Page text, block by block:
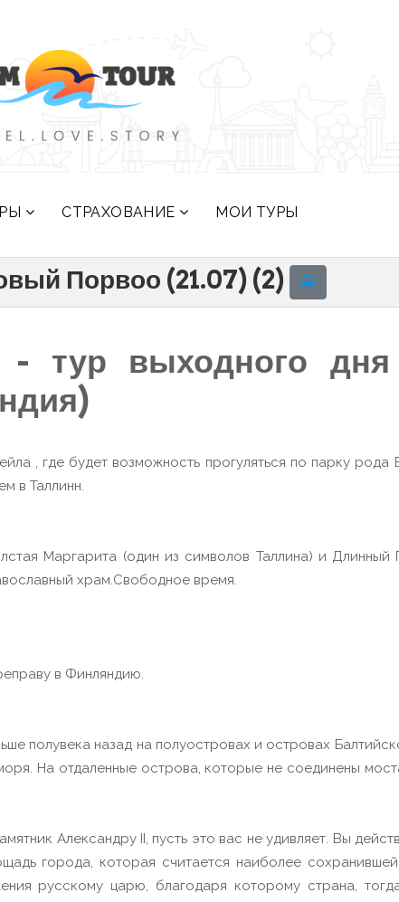
СТРАХОВАНИЕ МОИ ТУРЫ
Порвоо (21.07) (2)
- тур выходного
, где будет возможность прогуляться по парку рода
в Таллинн.
Маргарита (один из символов Таллина) и Длинный
храм.Свободное время.
в Финляндию.
полувека назад на полуостровах и островах
На отдаленные острова, которые не соединены
Александру II, пусть это вас не удивляет. Вы
города, которая считается наиболее
русскому царю, благодаря которому страна,